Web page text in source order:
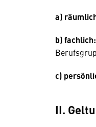
a)
b) fachlich:
c)
II.